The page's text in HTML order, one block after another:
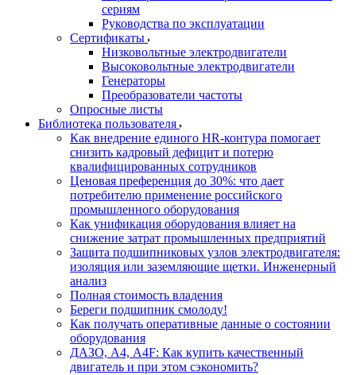
сериям
Руководства по эксплуатации
Сертификаты
Низковольтные электродвигатели
Высоковольтные электродвигатели
Генераторы
Преобразователи частоты
Опросные листы
Библиотека пользователя
Как внедрение единого HR-контура помогает
снизить кадровый дефицит и потерю
квалифицированных сотрудников
Ценовая преференция до 30%: что дает
потребителю применение российского
промышленного оборудования
Как унификация оборудования влияет на
снижение затрат промышленных предприятий
Защита подшипниковых узлов электродвигателя:
изоляция или заземляющие щетки. Инженерный
анализ
Полная стоимость владения
Береги подшипник смолоду!
Как получать оперативные данные о состоянии
оборудования
ДАЗО, А4, А4F: Как купить качественный
двигатель и при этом сэкономить?